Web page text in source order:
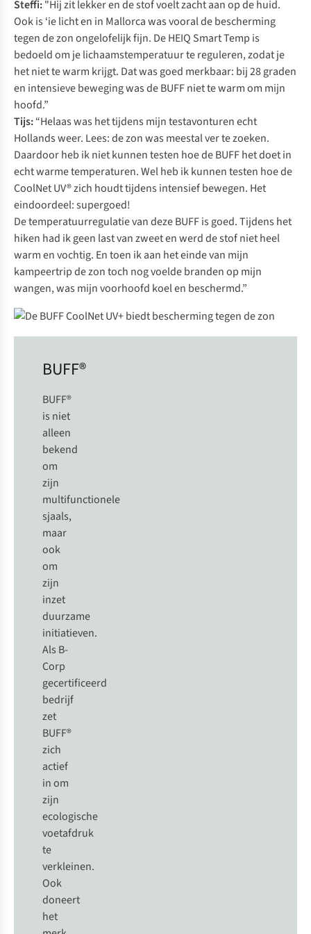
Steffi:"Hij zit lekker en de stof voelt zacht aan op de huid.
Ook is ‘ie licht en in Mallorca was vooral de bescherming
tegen de zon ongelofelijk fijn. De HEIQ Smart Temp is
bedoeld om je lichaamstemperatuur te reguleren, zodat je
het niet te warm krijgt. Dat was goed merkbaar: bij 28 graden
en intensieve beweging was de BUFF niet te warm om mijn
hoofd.”
Tijs:“Helaas was het tijdens mijn testavonturen echt
Hollands weer. Lees: de zon was meestal ver te zoeken.
Daardoor heb ik niet kunnen testen hoe de BUFF het doet in
echt warme temperaturen. Wel heb ik kunnen testen hoe de
CoolNet UV® zich houdt tijdens intensief bewegen. Het
eindoordeel: supergoed!
De temperatuurregulatie van deze BUFF is goed. Tijdens het
hiken had ik geen last van zweet en werd de stof niet heel
warm en vochtig. En toen ik aan het einde van mijn
kampeertrip de zon toch nog voelde branden op mijn
wangen, was mijn voorhoofd koel en beschermd.”
BUFF®
BUFF®
is niet
alleen
bekend
om
zijn
multifunctionele
sjaals,
maar
ook
om
zijn
inzet
duurzame
initiatieven.
Als B-
Corp
gecertificeerd
bedrijf
zet
BUFF®
zich
actief
in om
zijn
ecologische
voetafdruk
te
verkleinen.
Ook
doneert
het